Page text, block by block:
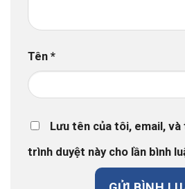
Tên *
Lưu tên của tôi, email,
trình duyệt này cho lần bình